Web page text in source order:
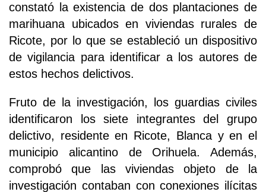
constató la existencia de dos plantaciones de
marihuana ubicados en viviendas rurales de
Ricote, por lo que se estableció un dispositivo
de vigilancia para identificar a los autores de
estos hechos delictivos.
Fruto de la investigación, los guardias civiles
identificaron los siete integrantes del grupo
delictivo, residente en Ricote, Blanca y en el
municipio alicantino de Orihuela. Además,
comprobó que las viviendas objeto de la
investigación contaban con conexiones ilícitas